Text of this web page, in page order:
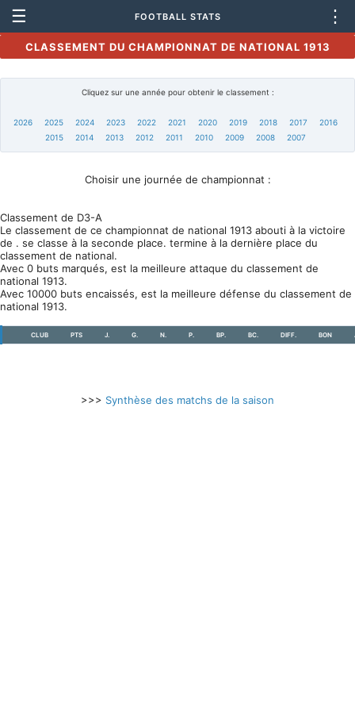
☰ FOOTBALL STATS ⋮
CLASSEMENT DU CHAMPIONNAT DE NATIONAL 1913
Cliquez sur une année pour obtenir le classement :
2026 2025 2024 2023 2022 2021 2020 2019 2018 2017
2016
2015
2014 2013 2012 2011 2010 2009 2008 2007
Choisir une journée de championnat :
Classement de D3-A
Le classement de ce championnat de national 1913 abouti à la victoire
de . se classe à la seconde place. termine à la dernière place du
classement de national.
Avec 0 buts marqués, est la meilleure attaque du classement de
national 1913.
Avec 10000 buts encaissés, est la meilleure défense du classement de
national 1913.
CLUB PTS J. G. N. P. BP. BC. DIFF. BON
>>> Synthèse des matchs de la saison